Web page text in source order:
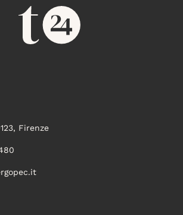
Firenze